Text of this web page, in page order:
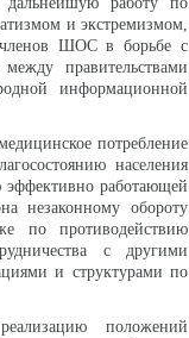
и экстремизмом,
членов ШОС в борьбе с
правительствами
информационной
потребление
населения
работающей
незаконному обороту
по противодействию
с другими
и структурами по
положений